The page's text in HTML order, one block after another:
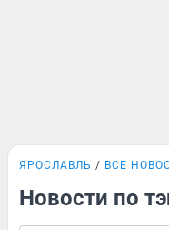
ЯРОСЛАВЛЬ ВСЕ
Новости по